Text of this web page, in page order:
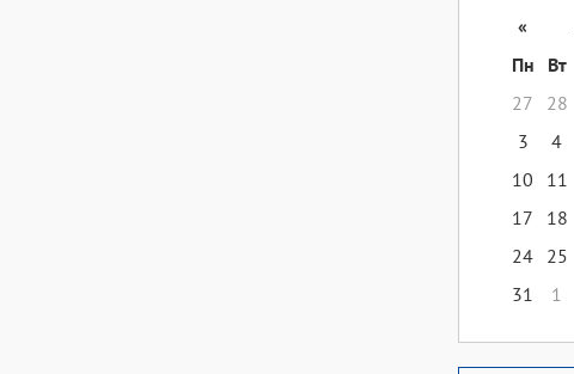
«
Пн
Вт
27
28
3
4
10
11
17
18
24 25
31
1